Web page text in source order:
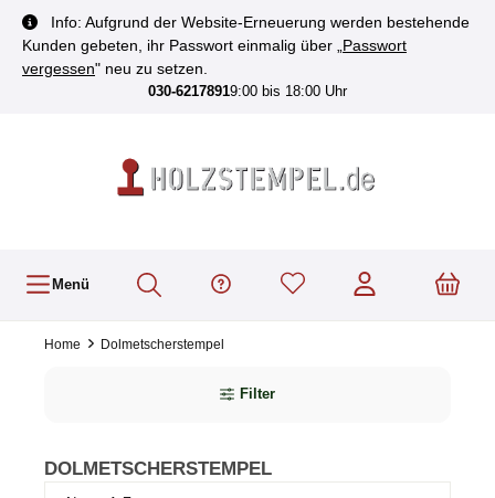
springen
Info: Aufgrund der Website-Erneuerung werden bestehende
Kunden gebeten, ihr Passwort einmalig über „ Passwort
vergessen" neu zu setzen.
030-62178919:00 bis 18:00 Uhr
Menü
Home Dolmetscherstempel
Filter
DOLMETSCHERSTEMPEL